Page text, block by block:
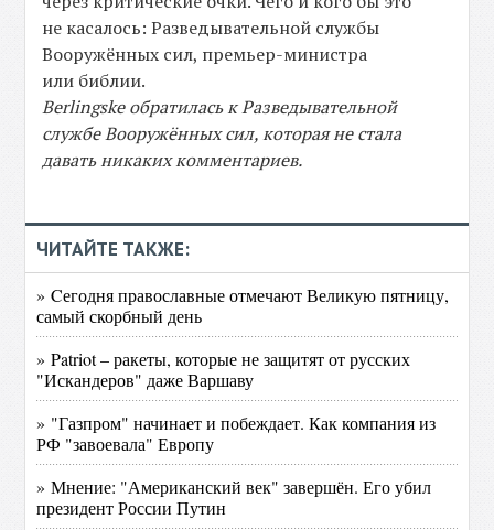
не касалось: Разведывательной службы
Вооружённых сил, премьер-министра
или библии.
Berlingske обратилась к Разведывательной
службе Вооружённых сил, которая не стала
давать никаких комментариев.
ЧИТАЙТЕ ТАКЖЕ:
» Cегодня православные отмечают Великую пятницу,
самый скорбный день
» Patriot – ракеты, которые не защитят от русских
"Искандеров" даже Варшаву
» "Газпром" начинает и побеждает. Как компания из
РФ "завоевала" Европу
» Мнение: "Американский век" завершён. Его убил
президент России Путин